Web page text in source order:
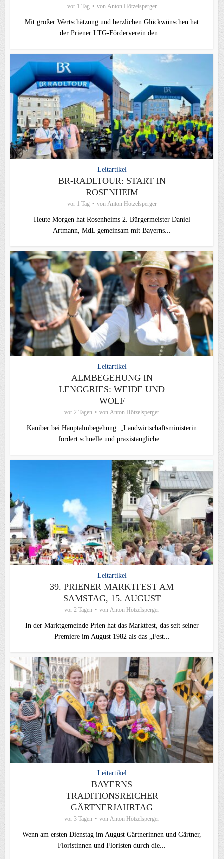
vor 1 Tag von Anton Hötzelsperger
Mit großer Wertschätzung und herzlichen Glückwünschen hat
der Priener LTG‑Förderverein den...
Leitartikel
BR-RADLTOUR: START IN
ROSENHEIM
vor 1 Tag von Anton Hötzelsperger
Heute Morgen hat Rosenheims 2. Bürgermeister Daniel
Artmann, MdL gemeinsam mit Bayerns...
Leitartikel
ALMBEGEHUNG IN
LENGGRIES: WEIDE UND
WOLF
vor 2 Tagen von Anton Hötzelsperger
Kaniber bei Hauptalmbegehung: „Landwirtschaftsministerin
fordert schnelle und praxistaugliche...
Leitartikel
39. PRIENER MARKTFEST AM
SAMSTAG, 15. AUGUST
vor 2 Tagen von Anton Hötzelsperger
In der Marktgemeinde Prien hat das Marktfest, das seit seiner
Premiere im August 1982 als das „Fest...
Leitartikel
BAYERNS
TRADITIONSREICHER
GÄRTNERJAHRTAG
vor 3 Tagen von Anton Hötzelsperger
Wenn am ersten Dienstag im August Gärtnerinnen und Gärtner,
Floristinnen und Floristen durch die...